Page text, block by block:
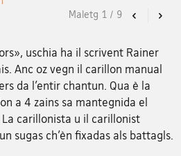
Previous
Maletg 1 / 9
uschia ha il scrivent Rainer
Anc oz vegn il carillon manual
da l’entir chantun. Qua è la
a 4 zains sa mantegnida el
carillonista u il carillonist
sugas ch’èn fixadas als battagls.